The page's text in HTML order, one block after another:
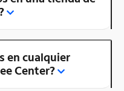
en cualquier
Center?